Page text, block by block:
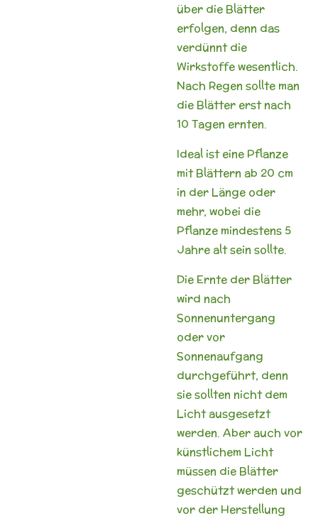
über die Blätter
erfolgen, denn das
verdünnt die
Wirkstoffe wesentlich.
Nach Regen sollte man
die Blätter erst nach
10 Tagen ernten.
Ideal ist eine Pflanze
mit Blättern ab 20 cm
in der Länge oder
mehr, wobei die
Pflanze mindestens 5
Jahre alt sein sollte.
Die Ernte der Blätter
wird nach
Sonnenuntergang
oder vor
Sonnenaufgang
durchgeführt, denn
sie sollten nicht dem
Licht ausgesetzt
werden. Aber auch vor
künstlichem Licht
müssen die Blätter
geschützt werden und
vor der Herstellung